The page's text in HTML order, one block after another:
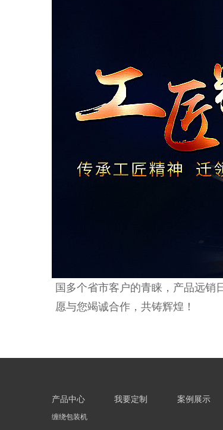
国多个省市客户的青睐，产品远销
愿与您竭诚合作，共铸辉煌！
产品中心
缠绕包装机
我要定制 案例展示